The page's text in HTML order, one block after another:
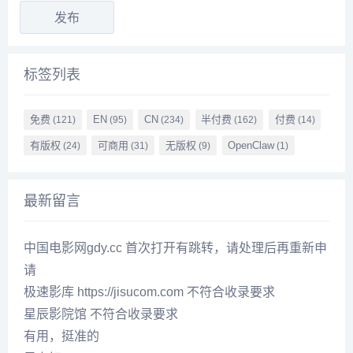
标签列表
免费 (121) EN (95) CN (234) 半付费 (162) 付费 (14)
有版权 (24) 可商用 (31) 无版权 (9) OpenClaw(1)
最新留言
中国电影网gdy.cc 首次打开有跳转，请处理后再重新申
请
极速影库 https://jisucom.com 不符合收录要求
星辰影院馆 不符合收录要求
有用，挺准的